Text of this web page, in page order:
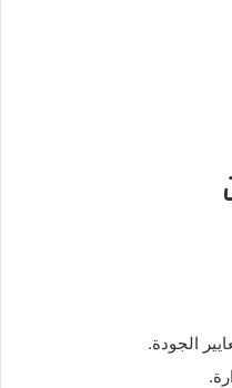
الجودة.